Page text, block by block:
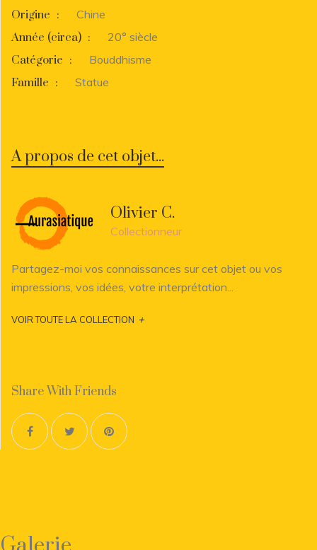
Origine :
Chine
Année (circa) :
20° siècle
Catégorie :
Bouddhisme
Famille : Statue
A propos de cet objet...
Olivier C.
Collectionneur
Partagez-moi vos connaissances sur cet objet ou vos
impressions, vos idées, votre interprétation...
VOIR TOUTE LA COLLECTION +
Share With Friends